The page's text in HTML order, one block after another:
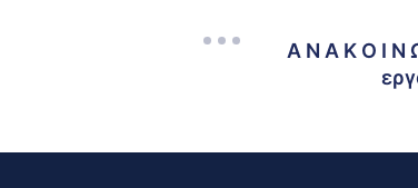
Α Ν Α Κ Ο Ι Ν